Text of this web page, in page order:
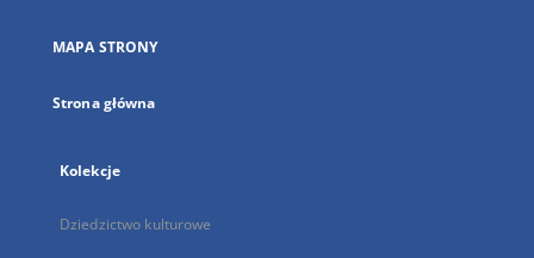
karcie
MAPA STRONY
Strona główna
Kolekcje
Dziedzictwo kulturowe